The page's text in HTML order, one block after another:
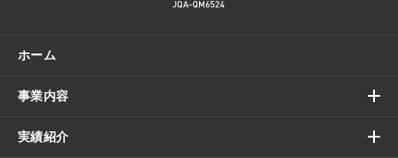
ホーム
事業内容
実績紹介